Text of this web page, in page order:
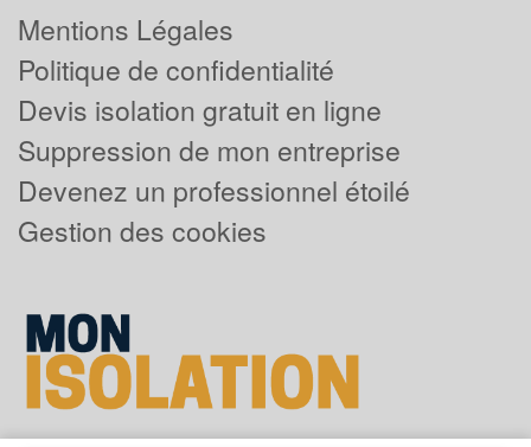
Mentions Légales
Politique de confidentialité
Devis isolation gratuit en ligne
Suppression de mon entreprise
Devenez un professionnel étoilé
Gestion des cookies